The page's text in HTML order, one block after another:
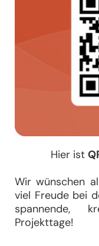
Hier ist
Wir wünschen
viel Freude bei
spannende,
Projekttage!